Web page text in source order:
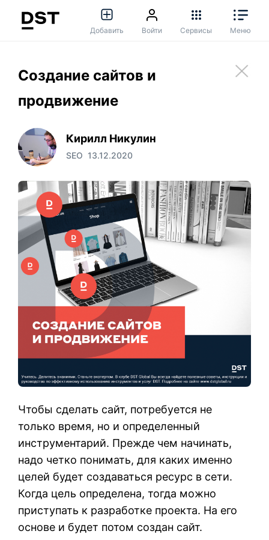
Добавить Войти Сервисы Меню
Создание сайтов и
продвижение
Кирилл Никулин
SEO 13.12.2020
Чтобы сделать сайт, потребуется не
только время, но и определенный
инструментарий. Прежде чем начинать,
надо четко понимать, для каких именно
целей будет создаваться ресурс в сети.
Когда цель определена, тогда можно
приступать к разработке проекта. На его
основе и будет потом создан сайт.